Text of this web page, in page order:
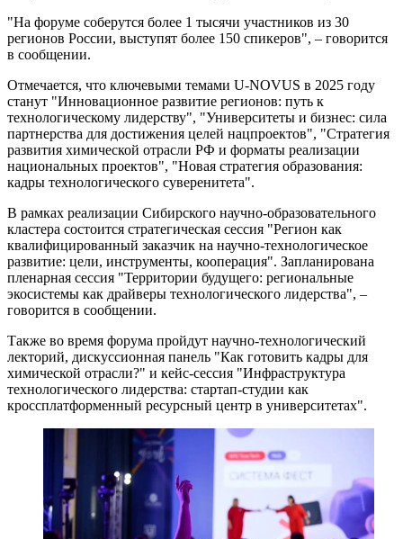
"На форуме соберутся более 1 тысячи участников из 30
регионов России, выступят более 150 спикеров", – говорится
в сообщении.
Отмечается, что ключевыми темами U-NOVUS в 2025 году
станут "Инновационное развитие регионов: путь к
технологическому лидерству", "Университеты и бизнес: сила
партнерства для достижения целей нацпроектов", "Стратегия
развития химической отрасли РФ и форматы реализации
национальных проектов", "Новая стратегия образования:
кадры технологического суверенитета".
В рамках реализации Сибирского научно-образовательного
кластера состоится стратегическая сессия "Регион как
квалифицированный заказчик на научно-технологическое
развитие: цели, инструменты, кооперация". Запланирована
пленарная сессия "Территории будущего: региональные
экосистемы как драйверы технологического лидерства", –
говорится в сообщении.
Также во время форума пройдут научно-технологический
лекторий, дискуссионная панель "Как готовить кадры для
химической отрасли?" и кейс-сессия "Инфраструктура
технологического лидерства: стартап-студии как
кроссплатформенный ресурсный центр в университетах".